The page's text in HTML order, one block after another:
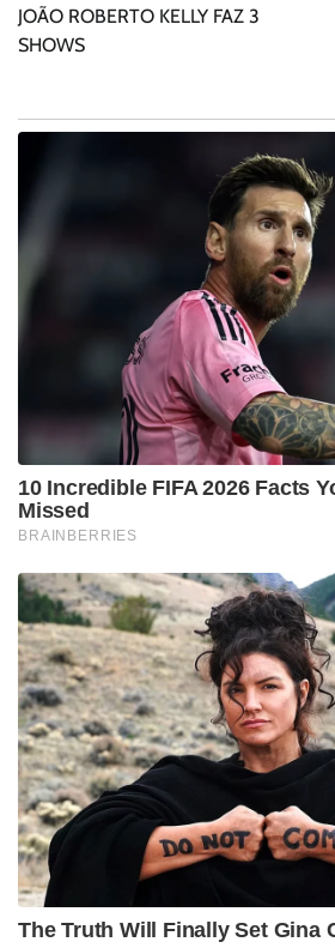
Post
JOÃO ROBERTO KELLY FAZ 3
SHOWS